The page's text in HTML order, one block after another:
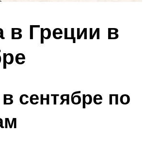
в Греции в
сентябре по